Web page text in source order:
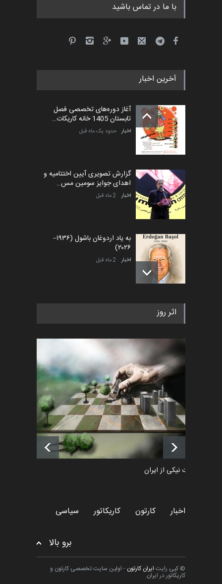
با ما در تماس باشید
آخرین اخبار
آغاز دوره‌های تخصصی فصل
تابستان 1405 خانه کاریکات…
اخبار حدود یک ماه قبل
گزارش تصویری آیین اختتامیه و
اهدای جوایز سومین مس…
اخبار 2 ماه قبل
به یاد اردوغان باشول (۱۹۳۶–
۲۰۲۶)
اخبار 2 ماه قبل
رویداد کارگاهی کارتون و پوستر
اخبار 6 ماه قبل
فراخوان رویداد کارگاهی کارتون و
پوستر "ایران سربل…
اخبار 6 ماه قبل
لیست شرکت کنندگان یازدهمین
جشنواره بین‌المللی کا…
اخبار
اثر روز
طراوت نیکی از ایران
اخبار کارتون کاریکاتور سیاسی
برو بالا
© کپی رایت ایران کارتون - اولین سایت تخصصی کارتون و
کاریکاتور در ایران.